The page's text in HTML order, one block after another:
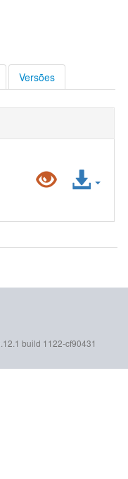
Versões
Pré-
dataset-
build 1122-cf90431